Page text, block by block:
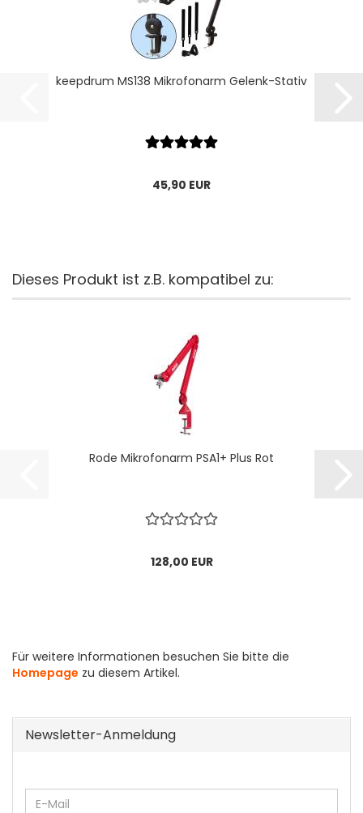
keepdrum MS138 Mikrofonarm Gelenk-Stativ
45,90 EUR
Dieses Produkt ist z.B. kompatibel zu:
Rode Mikrofonarm PSA1+ Plus Rot
128,00 EUR
Für weitere Informationen besuchen Sie bitte die
Homepage zu diesem Artikel.
Newsletter-Anmeldung
WEITER
E-